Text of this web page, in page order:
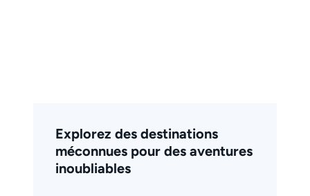
Explorez des destinations
méconnues pour des aventures
inoubliables